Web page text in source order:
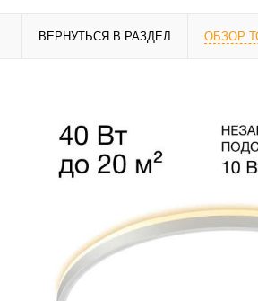
ВЕРНУТЬСЯ В РАЗДЕЛ ОБЗОР